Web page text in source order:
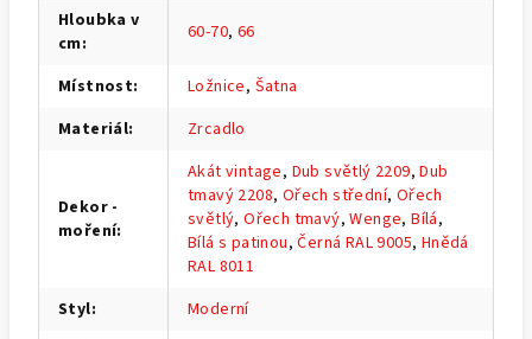
Hloubka v
cm: 60-70, 66
Místnost: Ložnice, Šatna
Materiál: Zrcadlo
Dekor -
moření:
Akát vintage, Dub světlý 2209,Dub
tmavý 2208, Ořech střední, Ořech
světlý,Ořech tmavý,Wenge,Bílá,
Bílá s patinou,Černá RAL 9005, Hnědá
RAL 8011
Styl:
Moderní